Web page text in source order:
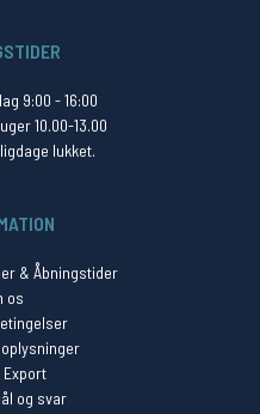
9:00 - 16:00
10.00-13.00
lukket.
& Åbningstider
os
Export
og svar